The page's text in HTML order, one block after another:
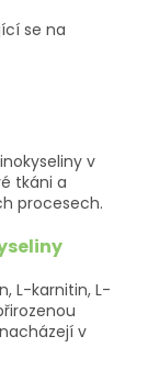
se na
v
tkáni a
procesech.
L-karnitin, L-
v